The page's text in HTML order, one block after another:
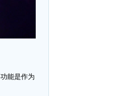
能是作为